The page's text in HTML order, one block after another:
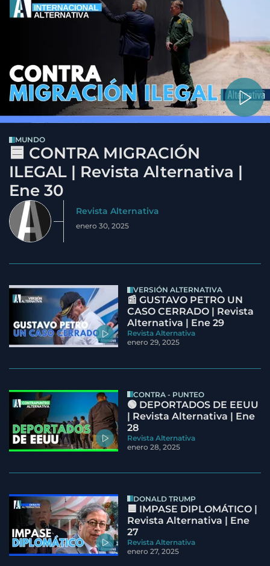
MUNDO
🟦 CONTRA MIGRACIÓN
ILEGAL | Revista Alternativa |
Ene 30
Revista Alternativa
enero 30, 2025
VERSIÓN ALTERNATIVA
📰 GUSTAVO PETRO UN
CASO CERRADO | Revista
Alternativa | Ene 29
Revista Alternativa
enero 29, 2025
CONTRA - PUNTEO
🟢 DEPORTADOS DE EEUU
| Revista Alternativa | Ene
28
Revista Alternativa
enero 28, 2025
DONALD TRUMP
🟦 IMPASE DIPLOMÁTICO |
Revista Alternativa | Ene
27
Revista Alternativa
enero 27, 2025